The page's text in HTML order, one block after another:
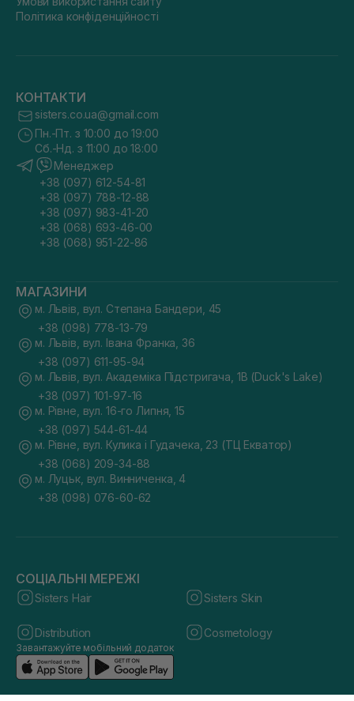
Політика конфіденційності
КОНТАКТИ
sisters.co.ua@gmail.com
Пн.-Пт. з 10:00 до 19:00
Сб.-Нд. з 11:00 до 18:00
Менеджер
+38 (097) 612-54-81
+38 (097) 788-12-88
+38 (097) 983-41-20
+38 (068) 693-46-00
+38 (068) 951-22-86
МАГАЗИНИ
м. Львів, вул. Степана Бандери, 45
+38 (098) 778-13-79
м. Львів, вул. Івана Франка, 36
+38 (097) 611-95-94
м. Львів, вул. Академіка Підстригача, 1В (Duck's Lake)
+38 (097) 101-97-16
м. Рівне, вул. 16-го Липня, 15
+38 (097) 544-61-44
м. Рівне, вул. Кулика і Гудачека, 23 (ТЦ Екватор)
+38 (068) 209-34-88
м. Луцьк, вул. Винниченка, 4
+38 (098) 076-60-62
СОЦІАЛЬНІ МЕРЕЖІ
Sisters Hair Sisters Skin
Distribution Cosmetology
Завантажуйте мобільний додаток